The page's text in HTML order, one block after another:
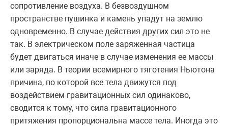
сопротивление воздуха. В безвоздушном
пространстве пушинка и камень упадут на землю
одновременно. В случае действия других сил это не
так. В электрическом поле заряженная частица
будет двигаться иначе в случае изменения ее массы
или заряда. В теории всемирного тяготения Ньютона
причина, по которой все тела движутся под
воздействием гравитационных сил одинаково,
сводится к тому, что сила гравитационного
притяжения пропорциональна массе тела. Иногда это